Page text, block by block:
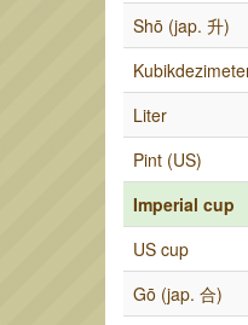
Shō (jap. 升)
Liter
Pint (US)
Imperial cup
US cup
Gō (jap. 合)